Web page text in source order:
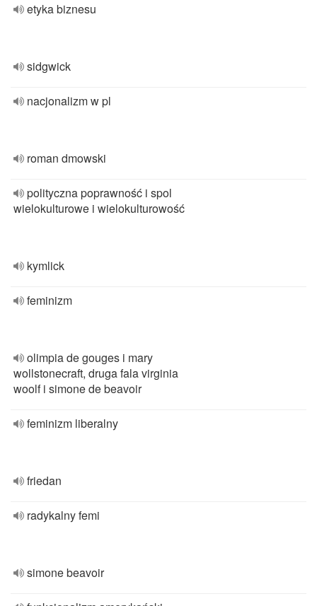
etyka biznesu
sidgwick
nacjonalizm w pl
roman dmowski
polityczna poprawność i spol
wielokulturowe i wielokulturowość
kymlick
feminizm
olimpia de gouges i mary
wollstonecraft, druga fala virginia
woolf i simone de beavoir
feminizm liberalny
friedan
radykalny femi
simone beavoir